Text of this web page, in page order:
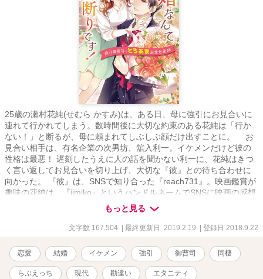
25歳の瀬村花純(せむら かすみ)は、ある日、母に強引にお見合いに
連れて行かれてしまう。数時間後に大切な約束のある花純は「行か
ない！」と断るが、母に頼まれてしぶしぶ顔だけ出すことに。 お
見合い相手は、有名企業の次男坊、舘入利一。イケメンだけど彼の
性格は最悪！ 遅刻したうえに人の話を聞かない利一に、花純はきつ
く言い返してお見合いを切り上げ、大切な『彼』との待ち合わせに
向かった。 『彼』は、SNSで知り合った『reach731』。映画鑑賞が
趣味の花純は、『jimiko』というハンドルネームでSNSに映画の感想
をアップしていて、共通の趣味を持つ『reach731』と親しくなっ
た。大人な印象のreach731と会えるのを楽しみにしていた花純だっ
たが、約束の時間、なぜかやって来たのはさっきの御曹司、舘入利
曹司から、甘く愛される毎日がはじまって──……
もっと見る
文字数 167,504 | 最終更新日 2019.2.19 | 登録日 2018.9.22
恋愛 結婚 イケメン 強引 御曹司 同棲
らぶえっち 現代 勘違い エタニティ